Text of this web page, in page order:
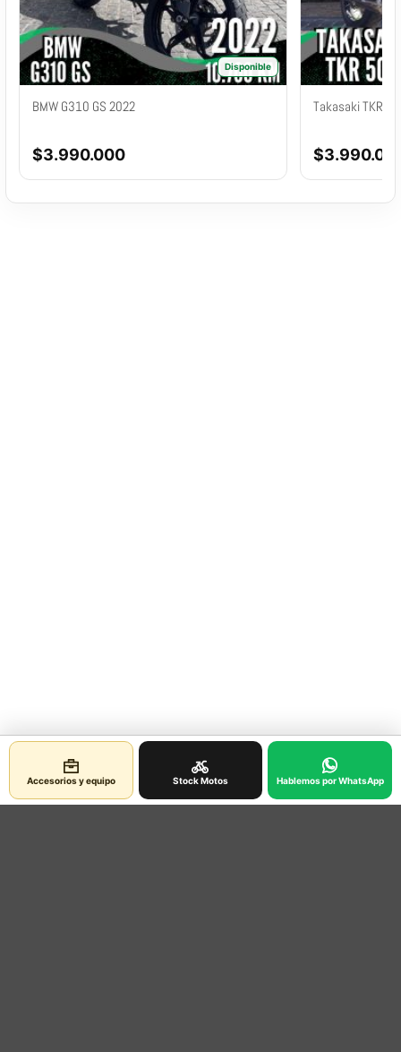
Disponible
BMW G310 GS 2022
$3.990.000
Takasaki TKR
$
Accesorios y equipo Stock Motos Hablemos por WhatsApp